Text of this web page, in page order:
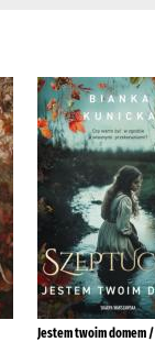
Jestem twoim domem /